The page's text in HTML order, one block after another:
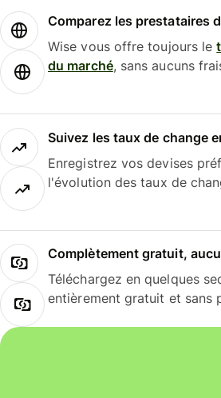
Comparez les prestataires
Wise vous offre toujours le
du marché, sans aucuns
Suivez les taux de change
Enregistrez vos devises
l'évolution des taux de
Complètement gratuit,
Téléchargez en quelques
entièrement gratuit et sans